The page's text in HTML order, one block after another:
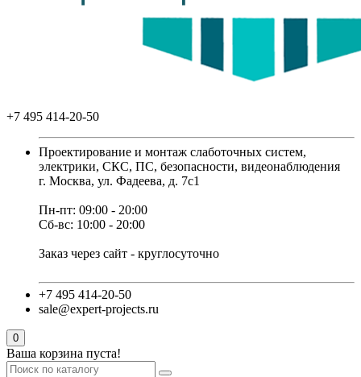
+7 495 414-20-50
Проектирование и монтаж слаботочных систем,
электрики, СКС, ПС, безопасности, видеонаблюдения
г. Москва, ул. Фадеева, д. 7с1
Пн-пт: 09:00 - 20:00
Сб-вс: 10:00 - 20:00
Заказ через сайт - круглосуточно
+7 495 414-20-50
sale@expert-projects.ru
0
Ваша корзина пуста!